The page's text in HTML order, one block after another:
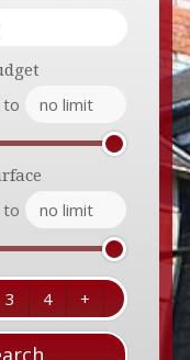
to
to
3 4 +